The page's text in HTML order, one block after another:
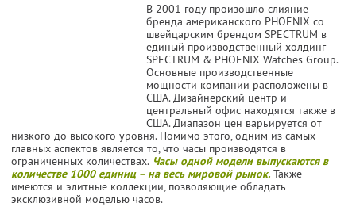
В 2001 году произошло слияние
бренда американского PHOENIX со
швейцарским брендом SPECTRUM в
единый производственный холдинг
SPECTRUM & PHOENIX Watches Group.
Основные производственные
мощности компании расположены в
США. Дизайнерский центр и
центральный офис находятся также в
США. Диапазон цен варьируется от
низкого до высокого уровня. Помимо этого, одним из самых
главных аспектов является то, что часы производятся в
ограниченных количествах. Часы одной модели выпускаются в
количестве 1000 единиц – на весь мировой рынок. Также
имеются и элитные коллекции, позволяющие обладать
эксклюзивной моделью часов.